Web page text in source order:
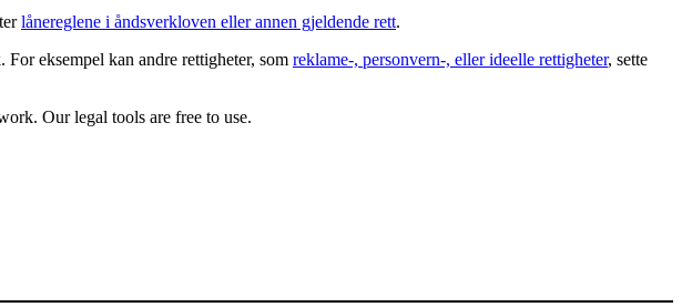
lånereglene i åndsverkloven eller annen gjeldende rett.
eksempel kan andre rettigheter, som reklame-, personvern-, eller ideelle rettigheter, sette
Our legal tools are free to use.